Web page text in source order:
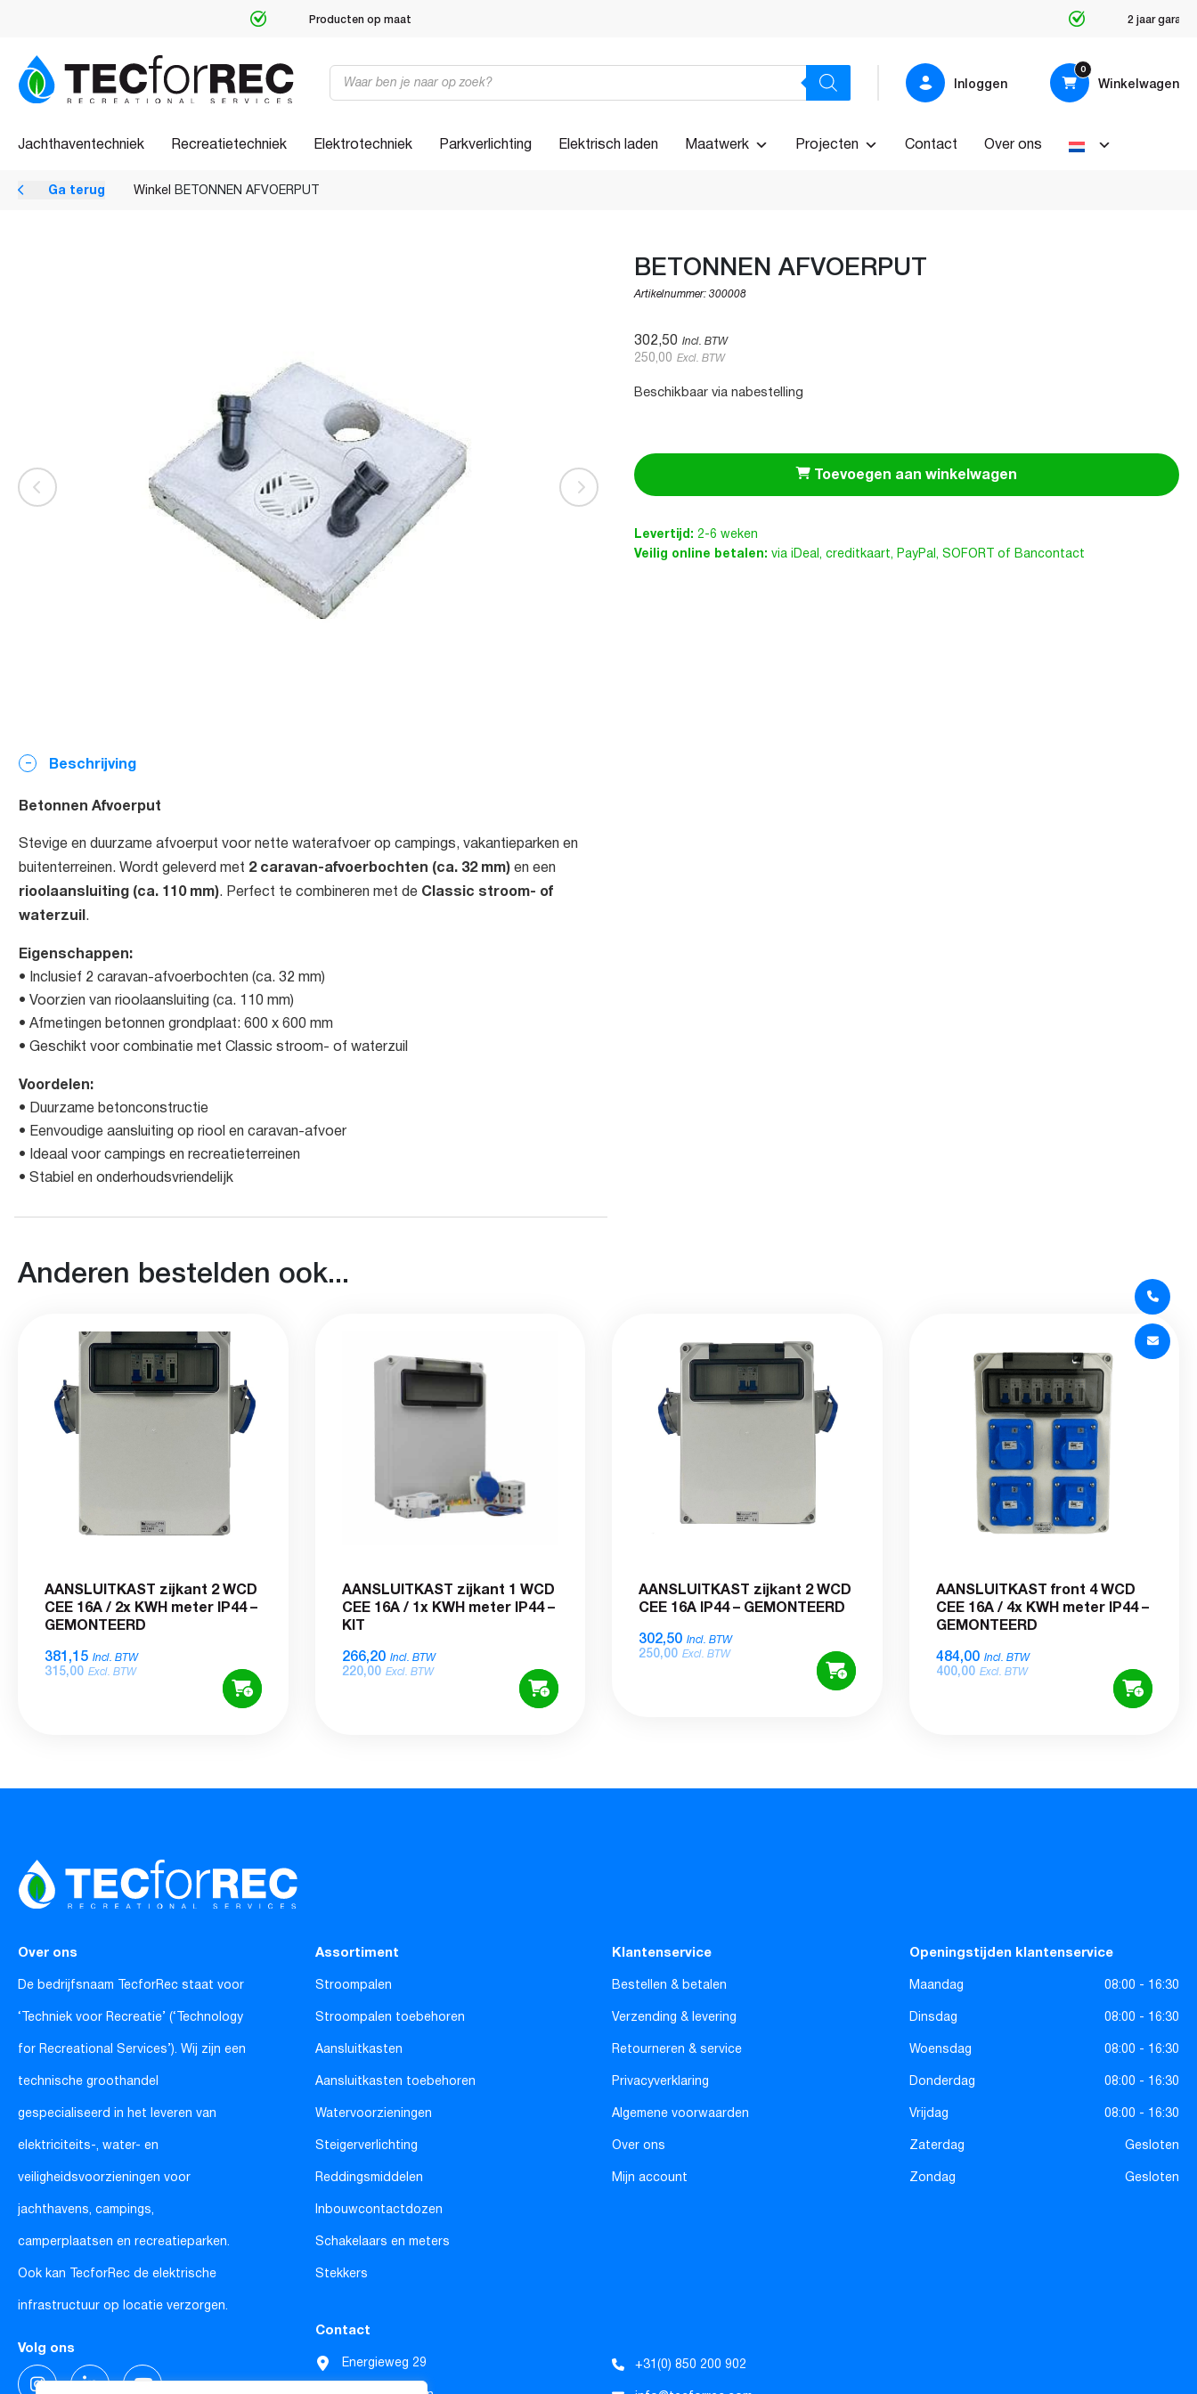
Gespecialiseerd in recreatietechniek
Producten
zoeken Inloggen
0
Winkelwagen
Jachthaventechniek Recreatietechniek Elektrotechniek Parkverlichting Elektrisch laden Maatwerk Projecten Contact Over ons
Ga terug Winkel BETONNEN AFVOERPUT
Beschrijving
Betonnen Afvoerput
Stevige en duurzame afvoerput voor nette waterafvoer op campings, vakantieparken en
buitenterreinen. Wordt geleverd met 2 caravan-afvoerbochten (ca. 32 mm)en een
rioolaansluiting (ca. 110 mm). Perfect te combineren met de Classic stroom- of
waterzuil.
Eigenschappen:
• Inclusief 2 caravan-afvoerbochten (ca. 32 mm)
• Voorzien van rioolaansluiting (ca. 110 mm)
• Afmetingen betonnen grondplaat: 600 x 600 mm
• Geschikt voor combinatie met Classic stroom- of waterzuil
Voordelen:
• Duurzame betonconstructie
• Eenvoudige aansluiting op riool en caravan-afvoer
• Ideaal voor campings en recreatieterreinen
• Stabiel en onderhoudsvriendelijk
BETONNEN AFVOERPUT
Artikelnummer:300008
302,50 Incl. BTW
250,00 Excl. BTW
Beschikbaar via nabestelling
Toevoegen aan winkelwagen
Levertijd: 2-6 weken
Veilig online betalen: via iDeal, creditkaart, PayPal, SOFORT of Bancontact
Anderen bestelden ook...
AANSLUITKAST zijkant 2 WCD
CEE 16A / 2x KWH meter IP44 –
GEMONTEERD
381,15 Incl. BTW
315,00 Excl. BTW
AANSLUITKAST zijkant 1 WCD
CEE 16A / 1x KWH meter IP44 –
KIT
266,20 Incl. BTW
220,00 Excl. BTW
AANSLUITKAST zijkant 2 WCD
CEE 16A IP44 – GEMONTEERD
302,50 Incl. BTW
250,00 Excl. BTW
AANSLUITKAST front 4 WCD
CEE 16A / 4x KWH meter IP44 –
GEMONTEERD
484,00 Incl. BTW
400,00 Excl. BTW
Over ons
De bedrijfsnaam TecforRec staat voor
‘Techniek voor Recreatie’ (‘Technology
for Recreational Services’). Wij zijn een
technische groothandel
gespecialiseerd in het leveren van
elektriciteits-, water- en
veiligheidsvoorzieningen voor
jachthavens, campings,
camperplaatsen en recreatieparken.
Ook kan TecforRec de elektrische
infrastructuur op locatie verzorgen.
Assortiment
Stroompalen
Stroompalen toebehoren
Aansluitkasten
Aansluitkasten toebehoren
Watervoorzieningen
Steigerverlichting
Reddingsmiddelen
Inbouwcontactdozen
Schakelaars en meters
Stekkers
Klantenservice
Bestellen & betalen
Verzending & levering
Retourneren & service
Privacyverklaring
Algemene voorwaarden
Over ons
Mijn account
Openingstijden klantenservice
Maandag
08:00 - 16:30
Dinsdag
08:00 - 16:30
Woensdag
08:00 - 16:30
Donderdag
08:00 - 16:30
Vrijdag
08:00 - 16:30
Zaterdag
Gesloten
Zondag
Gesloten
Volg ons
Contact
Energieweg 29
+31(0) 850 200 902